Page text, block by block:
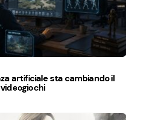
artificiale sta cambiando il